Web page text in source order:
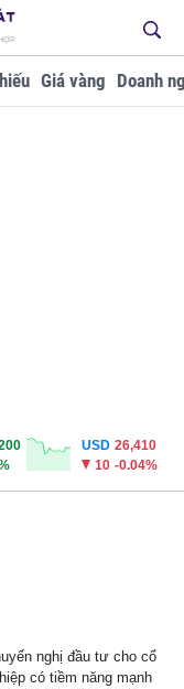
Giá vàng Doanh
USD 26,410
10 -0.04%
nghị đầu tư cho cổ
có tiềm năng mạnh